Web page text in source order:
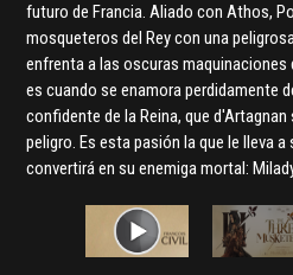
futuro de Francia. Aliado con Athos,
mosqueteros del Rey con una
enfrenta a las oscuras maquinaciones
es cuando se enamora perdidamente
confidente de la Reina, que
peligro. Es esta pasión la que le lleva
convertirá en su enemiga mortal: